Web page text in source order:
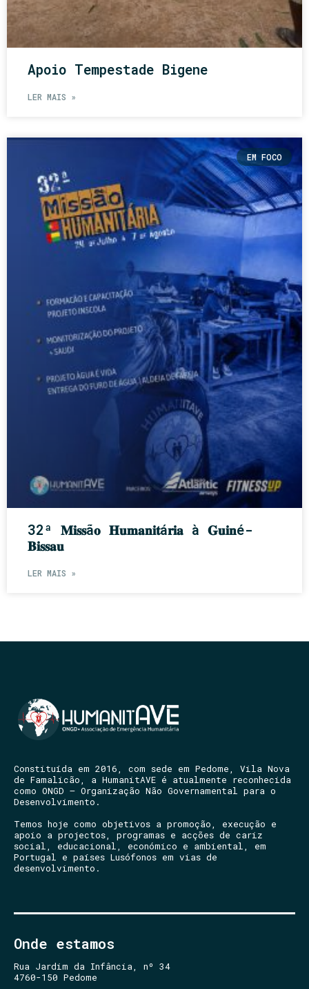
Apoio Tempestade Bigene
LER MAIS »
EM FOCO
32ª 𝐌𝐢𝐬𝐬ã𝐨 𝐇𝐮𝐦𝐚𝐧𝐢𝐭á𝐫𝐢𝐚 à 𝐆𝐮𝐢𝐧é-
𝐁𝐢𝐬𝐬𝐚𝐮
LER MAIS »
Constituída em 2016, com sede em Pedome, Vila Nova
de Famalicão, a HumanitAVE é atualmente reconhecida
como ONGD – Organização Não Governamental para o
Desenvolvimento.
Temos hoje como objetivos a promoção, execução e
apoio a projectos, programas e acções de cariz
social, educacional, económico e ambiental, em
Portugal e países Lusófonos em vias de
desenvolvimento.
Onde estamos
Rua Jardim da Infância, nº 34
4760-150 Pedome